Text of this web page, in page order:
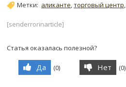
Метки: аликанте,торговый центр,
[senderrorinarticle]
Статья оказалась полезной?
Да (0) Нет (0)